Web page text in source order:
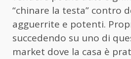
“chinare la testa” contro
agguerrite e potenti.
succedendo su uno di
market dove la casa è